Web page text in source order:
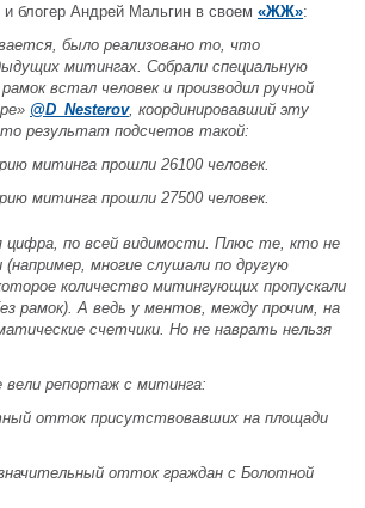
и блогер Андрей Мальгин в своем «ЖЖ»:
было реализовано то, что
митингах. Собрали специальную
встал человек и производил ручной
@D_Nesterov, координировавший эту
результат подсчетов такой:
митинга прошли 26100 человек.
митинга прошли 27500 человек.
цифра, по всей видимости. Плюс те, кто не
(например, многие слушали по другую
количество митингующих пропускали
рамок). А ведь у ментов, между прочим, на
счетчики. Но не наврать нельзя
репортаж с митинга:
отток присутствовавших на площади
отток граждан с Болотной